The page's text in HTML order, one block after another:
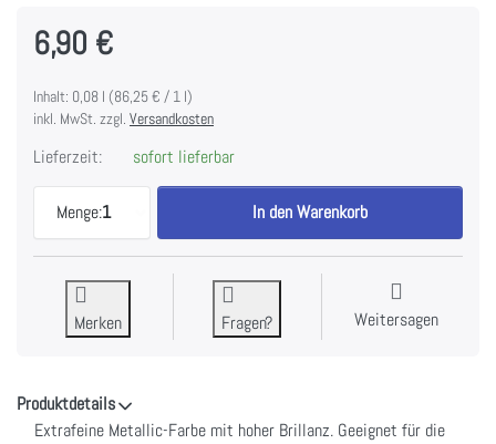
6,90 €
Inhalt: 0,08 l (86,25 € / 1 l)
inkl. MwSt. zzgl. Versandkosten
Lieferzeit: sofort lieferbar
Menge:1
Metallicfarbe von Tommy Art - Farbe Anthrazit zu
In den Warenkorb
Merken Fragen? Weitersagen
Produktdetails
Extrafeine Metallic-Farbe mit hoher Brillanz. Geeignet für die